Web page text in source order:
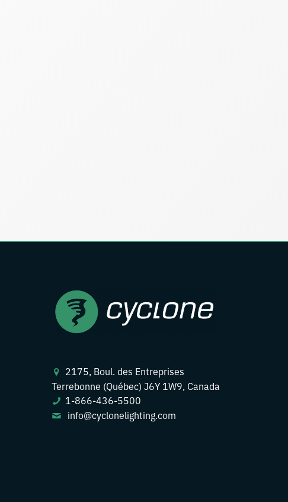
2175, Boul. des Entreprises
Terrebonne (Québec) J6Y 1W9, Canada
1-866-436-5500
info@cyclonelighting.com